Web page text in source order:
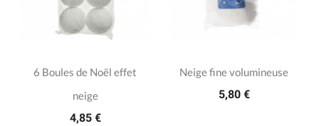
6 Boules de Noël effet
neige
4,85 €
Neige fine volumineuse
5,80 €